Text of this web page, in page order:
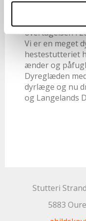
overtagelsen i
Vi er en meget
hestestutteriet
ænder og
Dyreglæden
dyrlæge og nu
og Langelands
Stutteri
5883 Oure